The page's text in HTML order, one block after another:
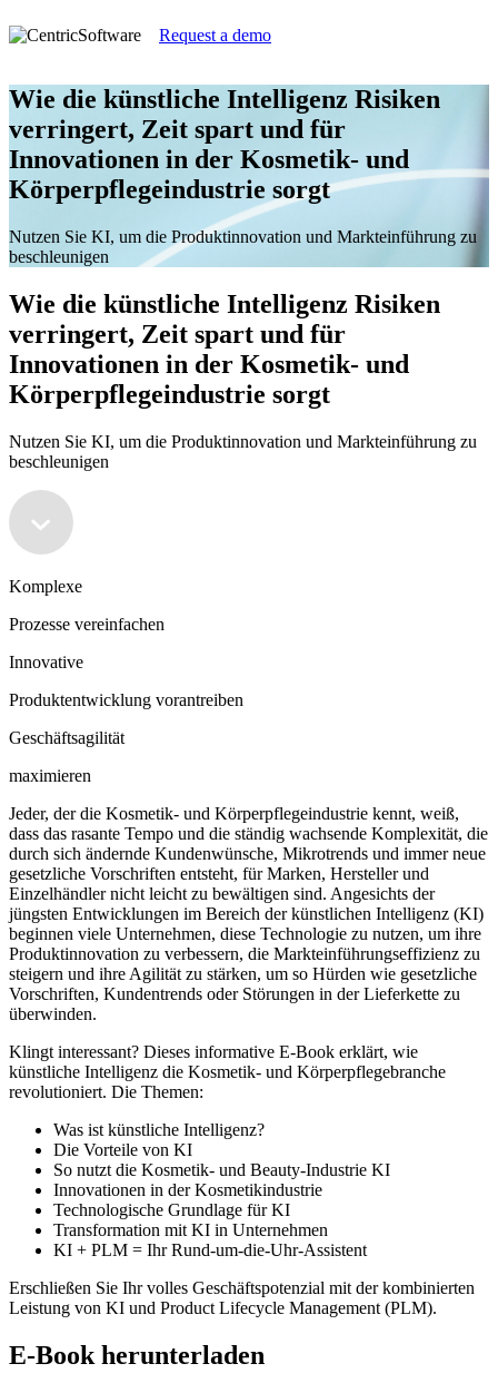
Request a demo
Wie die künstliche Intelligenz Risiken
verringert, Zeit spart und für
Innovationen in der Kosmetik- und
Körperpflegeindustrie sorgt
Nutzen Sie KI, um die Produktinnovation und Markteinführung zu
beschleunigen
Wie die künstliche Intelligenz Risiken
verringert, Zeit spart und für
Innovationen in der Kosmetik- und
Körperpflegeindustrie sorgt
Nutzen Sie KI, um die Produktinnovation und Markteinführung zu
beschleunigen
Komplexe
Prozesse vereinfachen
Innovative
Produktentwicklung vorantreiben
Geschäftsagilität
maximieren
Jeder, der die Kosmetik- und Körperpflegeindustrie kennt, weiß,
dass das rasante Tempo und die ständig wachsende Komplexität, die
durch sich ändernde Kundenwünsche, Mikrotrends und immer neue
gesetzliche Vorschriften entsteht, für Marken, Hersteller und
Einzelhändler nicht leicht zu bewältigen sind. Angesichts der
jüngsten Entwicklungen im Bereich der künstlichen Intelligenz (KI)
beginnen viele Unternehmen, diese Technologie zu nutzen, um ihre
Produktinnovation zu verbessern, die Markteinführungseffizienz zu
steigern und ihre Agilität zu stärken, um so Hürden wie gesetzliche
Vorschriften, Kundentrends oder Störungen in der Lieferkette zu
überwinden.
Klingt interessant? Dieses informative E-Book erklärt, wie
künstliche Intelligenz die Kosmetik- und Körperpflegebranche
revolutioniert. Die Themen:
Was ist künstliche Intelligenz?
Die Vorteile von KI
So nutzt die Kosmetik- und Beauty-Industrie KI
Innovationen in der Kosmetikindustrie
Technologische Grundlage für KI
Transformation mit KI in Unternehmen
KI + PLM = Ihr Rund-um-die-Uhr-Assistent
Erschließen Sie Ihr volles Geschäftspotenzial mit der kombinierten
Leistung von KI und Product Lifecycle Management (PLM).
E-Book herunterladen